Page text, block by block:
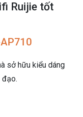
Ruijie tốt
sở hữu kiểu dáng
đạo.